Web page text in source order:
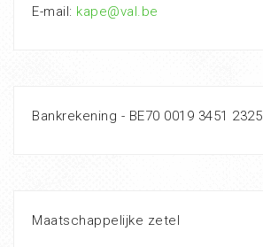
E-mail: kape@val.be
Bankrekening - BE70 0019 3451 2325
Maatschappelijke zetel